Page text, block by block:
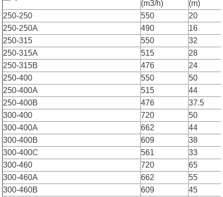
(m3/h)
(m)
250-250
550
20
250-250A
490
16
250-315
550
32
250-315A
515
28
250-315B
476
24
250-400
550
50
250-400A
515
44
250-400B
476
37.5
300-400
720
50
300-400A
662
44
300-400B
609
38
300-400C
561
33
300-460
720
65
300-460A
662
55
300-460B
609
45